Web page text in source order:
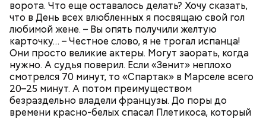
ворота. Что еще оставалось делать? Хочу сказать,
что в День всех влюбленных я посвящаю свой гол
любимой жене. – Вы опять получили желтую
карточку… – Честное слово, я не трогал испанца!
Они просто великие актеры. Могут заорать, когда
нужно. А судья поверил. Если «Зенит» неплохо
смотрелся 70 минут, то «Спартак» в Марселе всего
20–25 минут. А потом преимуществом
безраздельно владели французы. До поры до
времени красно-белых спасал Плетикоса, который